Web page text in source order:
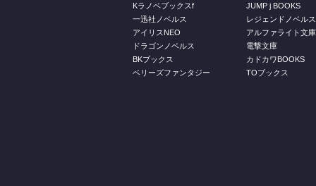
Kラノベブックスf
一迅社ノベルス
アイリスNEO
ドラゴンノベルス
BKブックス
ベリーズファンタジー
JUMP j BOOKS
レジェンドノベルス
アルファライト文庫
電撃文庫
カドカワBOOKS
TOブックス